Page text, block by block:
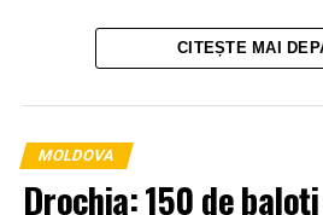
CITEȘTE MAI
MOLDOVA
Drochia: 150 de